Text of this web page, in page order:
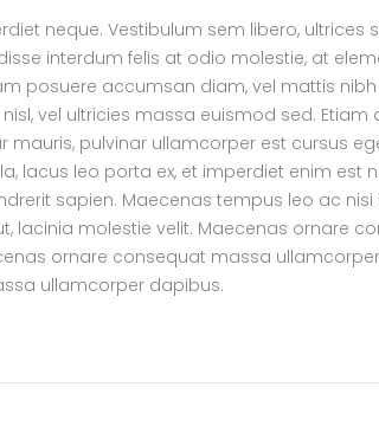
neque. Vestibulum sem libero,
interdum felis at odio molestie, at
posuere accumsan diam, vel mattis
vel ultricies massa euismod sed. Etiam
mauris, pulvinar ullamcorper est cursus
lacus leo porta ex, et imperdiet enim est
sapien. Maecenas tempus leo ac nisi
lacinia molestie velit. Maecenas ornare
ornare consequat massa
ullamcorper dapibus.